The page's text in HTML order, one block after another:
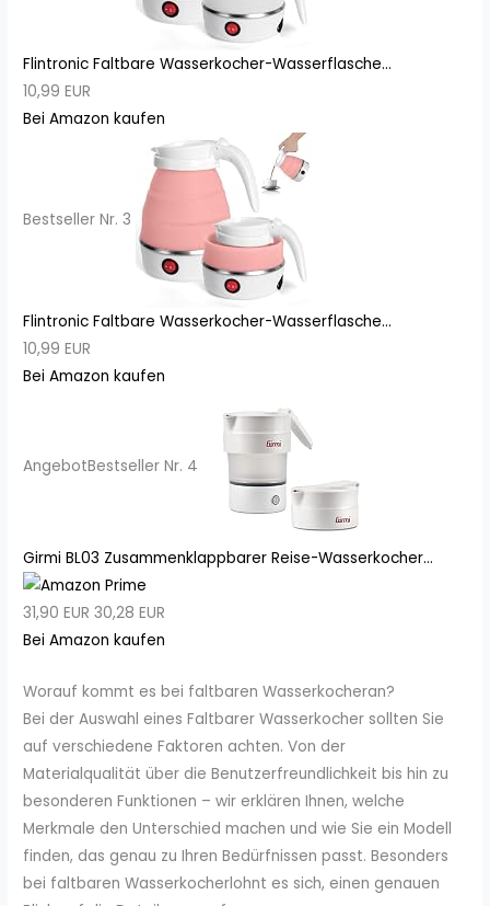
Flintronic Faltbare Wasserkocher-Wasserflasche...
10,99 EUR
Bei Amazon kaufen
Bestseller Nr. 3
Flintronic Faltbare Wasserkocher-Wasserflasche...
10,99 EUR
Bei Amazon kaufen
AngebotBestseller Nr. 4
Girmi BL03 Zusammenklappbarer Reise-Wasserkocher...
31,90 EUR 30,28 EUR
Bei Amazon kaufen
Worauf kommt es bei faltbaren Wasserkocheran?
Bei der Auswahl eines Faltbarer Wasserkocher sollten Sie
auf verschiedene Faktoren achten. Von der
Materialqualität über die Benutzerfreundlichkeit bis hin zu
besonderen Funktionen – wir erklären Ihnen, welche
Merkmale den Unterschied machen und wie Sie ein Modell
finden, das genau zu Ihren Bedürfnissen passt. Besonders
bei faltbaren Wasserkocherlohnt es sich, einen genauen